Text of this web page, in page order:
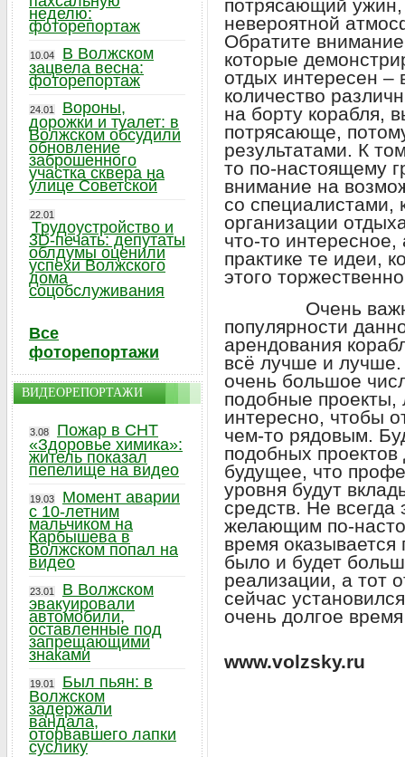
потрясающий ужин,
невероятной
Обратите
которые
отдых интересен –
количество
на борту корабля,
потрясающе,
результатами. К
то по-настоящему
внимание на
со специалистами,
организации
что-то
практике те идеи,
этого
Очень важно,
популярности
арендования
всё лучше и лучше.
очень большое
подобные проекты,
интересно, чтобы
чем-то рядовым.
подобных
будущее, что
уровня будут
средств. Не
желающим по-
время
было и будет
реализации, а тот
сейчас
очень долгое
www.volzsky.ru
неделю:
фоторепортаж
10.04
В Волжском
зацвела весна:
фоторепортаж
24.01
Вороны,
дорожки и туалет: в
Волжском обсудили
обновление
заброшенного
участка сквера на
улице Советской
22.01
Трудоустройство и
3D-печать: депутаты
облдумы оценили
успехи Волжского
дома
соцобслуживания
Все
фоторепортажи
ВИДЕОРЕПОРТАЖИ
3.08
Пожар в СНТ
«Здоровье химика»:
житель показал
пепелище на видео
19.03
Момент аварии
с 10-летним
мальчиком на
Карбышева в
Волжском попал на
видео
23.01
В Волжском
эвакуировали
автомобили,
оставленные под
запрещающими
знаками
19.01
Был пьян: в
Волжском
задержали
вандала,
оторвавшего лапки
суслику